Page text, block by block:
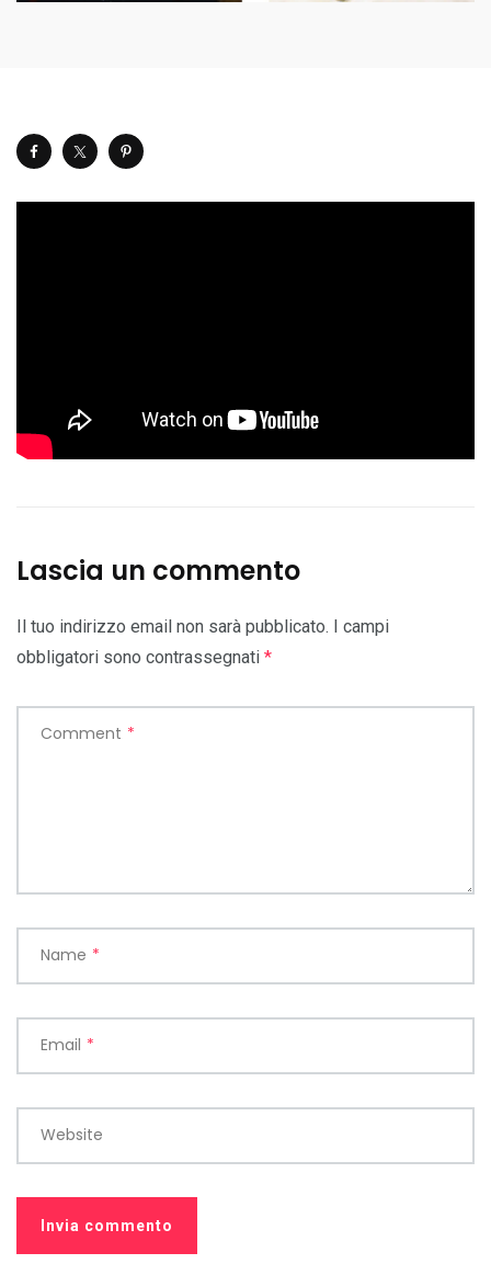
Lascia un commento
Il tuo indirizzo email non sarà pubblicato. I campi
obbligatori sono contrassegnati *
Comment *
Name *
Email *
Website